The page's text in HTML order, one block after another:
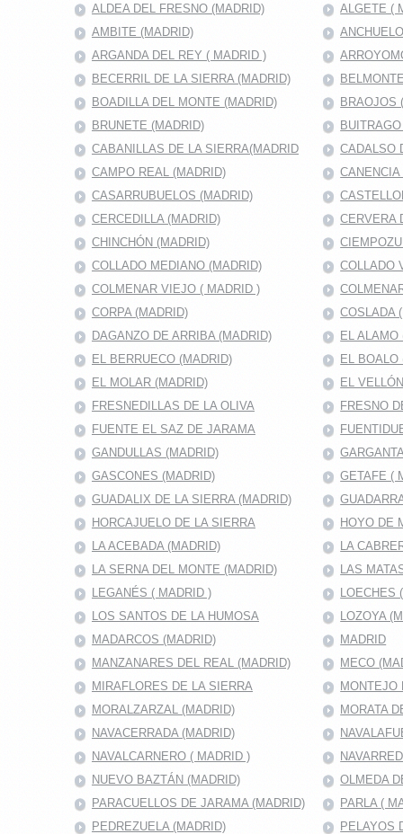
ALDEA DEL FRESNO (MADRID)
ALGETE (
AMBITE (MADRID)
ARGANDA DEL REY ( MADRID )
BECERRIL DE LA SIERRA (MADRID)
BOADILLA DEL MONTE (MADRID)
BRAOJOS
BRUNETE (MADRID)
CABANILLAS DE LA SIERRA(MADRID
CADALSO
CAMPO REAL (MADRID)
CASARRUBUELOS (MADRID)
CERCEDILLA (MADRID)
CERVERA
CHINCHÓN (MADRID)
COLLADO MEDIANO (MADRID)
COLLADO
COLMENAR VIEJO ( MADRID )
CORPA (MADRID)
COSLADA
DAGANZO DE ARRIBA (MADRID)
EL ALAMO
EL BERRUECO (MADRID)
EL BOALO
EL MOLAR (MADRID)
EL
FRESNEDILLAS DE LA OLIVA
FRESNO
FUENTE EL SAZ DE JARAMA
GANDULLAS (MADRID)
GASCONES (MADRID)
GETAFE (
GUADALIX DE LA SIERRA (MADRID)
HORCAJUELO DE LA SIERRA
HOYO DE
LA ACEBADA (MADRID)
LA
LA SERNA DEL MONTE (MADRID)
LAS
LEGANÉS ( MADRID )
LOECHES
LOS SANTOS DE LA HUMOSA
LOZOYA
MADARCOS (MADRID)
MADRID
MANZANARES DEL REAL (MADRID)
MECO
MIRAFLORES DE LA SIERRA
MONTEJO
MORALZARZAL (MADRID)
MORATA
NAVACERRADA (MADRID)
NAVALCARNERO ( MADRID )
NUEVO BAZTÁN (MADRID)
OLMEDA
PARACUELLOS DE JARAMA (MADRID)
PARLA (
PEDREZUELA (MADRID)
PELAYOS